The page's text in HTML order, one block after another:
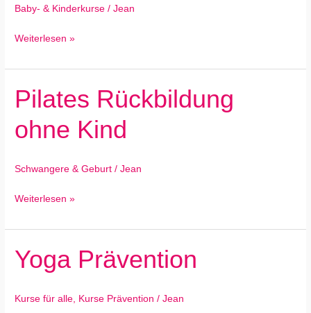
Baby- & Kinderkurse /Jean
Weiterlesen »
Pilates Rückbildung
ohne Kind
Schwangere & Geburt /Jean
Pilates
Rückbildung
ohne
Weiterlesen »
Yoga Prävention
Kurse für alle, Kurse Prävention /Jean
Yoga
Prävention